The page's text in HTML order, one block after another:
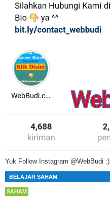
Yuk Follow Instagram @WebBudi :)
BELAJAR SAHAM
SAHAM